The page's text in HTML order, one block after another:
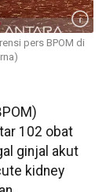
pers BPOM di
102 obat
ginjal akut
kidney